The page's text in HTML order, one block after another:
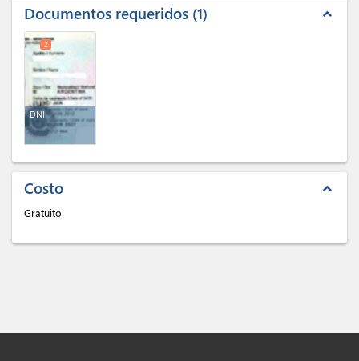
Documentos requeridos 1 expand_less
DNI
2
Costo expand_less
Gratuito